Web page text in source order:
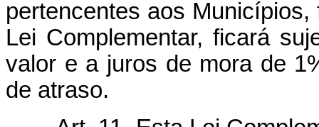
pertencentes aos
Lei Complementar, ficará
valor e a juros de mora de
de atraso.